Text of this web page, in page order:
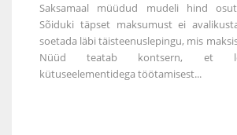
Saksamaal müüdud mudeli hind
Sõiduki täpset maksumust ei
soetada läbi täisteenuslepingu, mis
Nüüd teatab kontsern, et
kütuseelementidega töötamisest...